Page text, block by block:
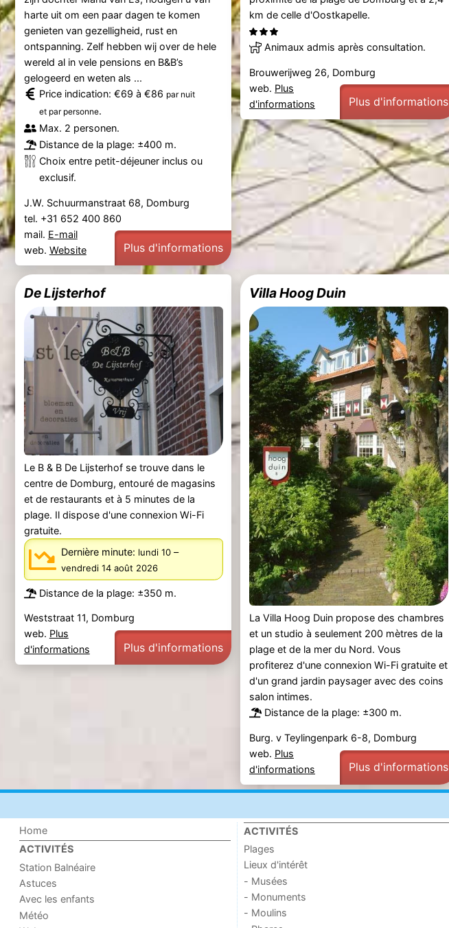
harte uit om een paar dagen te komen
genieten van gezelligheid, rust en
ontspanning. Zelf hebben wij over de hele
wereld al in vele pensions en B&B’s
gelogeerd en weten als ...
Price indication: €69 à €86 par nuit
et par personne.
Max. 2 personen.
Distance de la plage: ±400 m.
Choix entre petit-déjeuner inclus ou
exclusif.
J.W. Schuurmanstraat 68, Domburg
tel. +31 652 400 860
mail. E-mail
web. Website Plus d'informations
km de celle d'Oostkapelle.
Animaux admis après consultation.
Brouwerijweg 26, Domburg
web. Plus
d'informations
Plus d'informations
De Lijsterhof
Le B & B De Lijsterhof se trouve dans le
centre de Domburg, entouré de magasins
et de restaurants et à 5 minutes de la
plage. Il dispose d'une connexion Wi-Fi
gratuite.
Dernière minute: lundi 10–
vendredi 14 août 2026
Distance de la plage: ±350 m.
Weststraat 11, Domburg
web. Plus
d'informations
Plus d'informations
Villa Hoog Duin
La Villa Hoog Duin propose des chambres
et un studio à seulement 200 mètres de la
plage et de la mer du Nord. Vous
profiterez d'une connexion Wi-Fi gratuite et
d'un grand jardin paysager avec des coins
salon intimes.
Distance de la plage: ±300 m.
Burg. v Teylingenpark 6-8, Domburg
web. Plus
d'informations
Plus d'informations
Home
ACTIVITÉS
Station Balnéaire
Astuces
Avec les enfants
Météo
ACTIVITÉS
Plages
Lieux d'intérêt
- Musées
- Monuments
- Moulins